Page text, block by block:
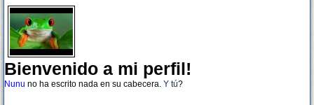
Bienvenido a mi perfil!
Nunu no ha escrito nada en su cabecera. Y tú?